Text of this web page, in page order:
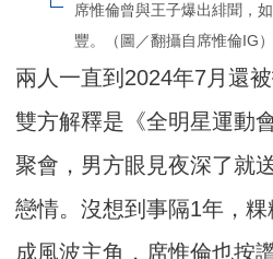
席惟倫曾與王子爆出緋聞，
豐。（圖／翻攝自席惟倫IG）
兩人一直到2024年7月還
雙方解釋是《全明星運動
聚會，男方眼見夜深了就
戀情。沒想到事隔1年，
成風波主角，席惟倫也按